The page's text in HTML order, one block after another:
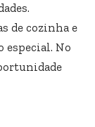
de cozinha e
especial. No